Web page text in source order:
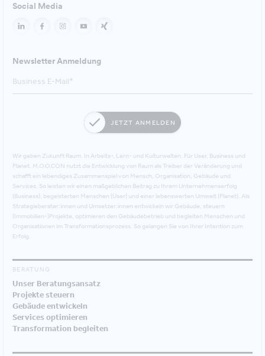
Social Media
Newsletter Anmeldung
JETZT ANMELDEN
Wir geben Zukunft Raum. In Arbeits-, Lern- und Kulturwelten. Für User, Business und
Planet. M.O.O.CON nutzt die Entwicklung von Raum als Treiber der Veränderung und
schafft ein lebendiges Zusammenspiel von Mensch, Organisation, Gebäude und
Services. So leisten wir einen maßgeblichen Beitrag zu Ihrem Unternehmenserfolg
(Business), begeisterten Menschen (User) und einer lebenswerten Umwelt (Planet). Als
Strategieberater:innen und Umsetzer:innen entwickeln wir Gebäude, steuern
(Immobilien-)Projekte, optimieren den Gebäudebetrieb und begleiten Menschen und
Organisationen im Transformationsprozess. So gelangen Sie von Ihrer Intention zum
Erfolg.
BERATUNG
Unser Beratungsansatz
Projekte steuern
Gebäude entwickeln
Services optimieren
Transformation begleiten